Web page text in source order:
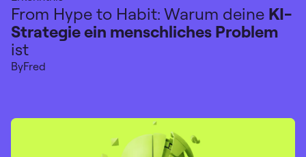
From Hype to Habit: Warum deine KI-
Strategie ein menschliches Problem
ist
ByFred